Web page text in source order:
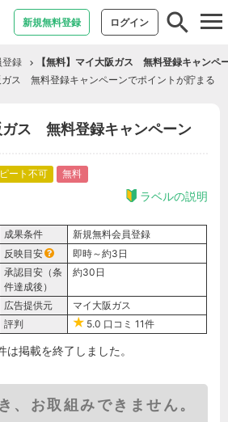
新規無料登録 ログイン
登録
【無料】マイ大阪ガス 無料登録キャンペ
ス 無料登録キャンペーンでポイントが貯まる
ガス 無料登録キャンペーン
ート不可 無料
ラベルの説明
成果条件
新規無料会員登録
反映目安
即時～約3日
承認目安（条
件達成後）
約30日
広告提供元
マイ大阪ガス
評判
5.0 口コミ 11件
は掲載を終了しました。
、お取組みできません。